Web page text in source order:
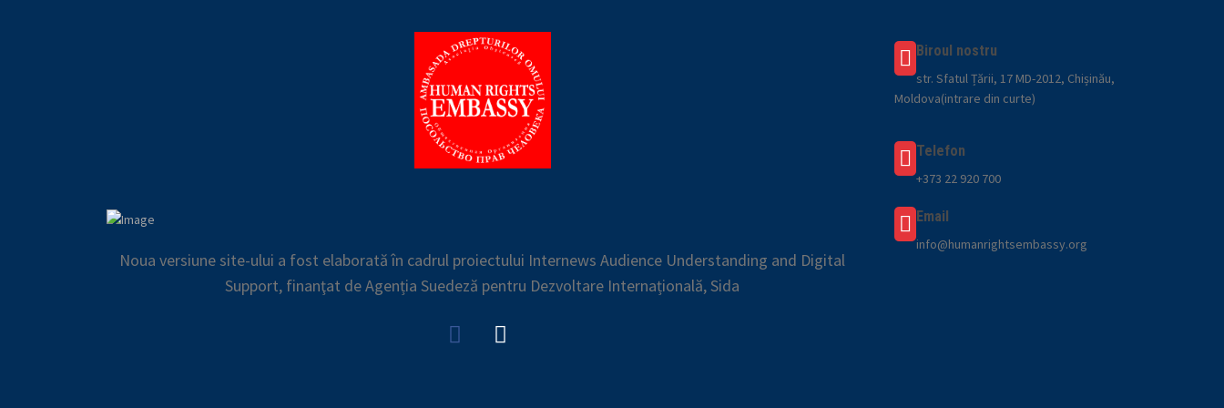
Noua versiune site-ului a fost elaborată în cadrul proiectului Internews Audience Understanding and Digital
Support, finanţat de Agenția Suedeză pentru Dezvoltare Internațională, Sida
Biroul nostru
str. Sfatul Țării, 17 MD-2012, Chișinău,
Moldova(intrare din curte)
Telefon
+373 22 920 700
Email
info@humanrightsembassy.org